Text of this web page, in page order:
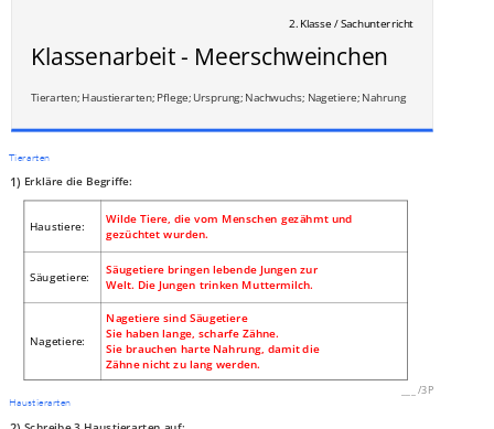
2. Klasse / Sachunterricht
Klassenarbeit - Meerschweinchen
Tierarten; Haustierarten; Pflege; Ursprung; Nachwuchs; Nagetiere; Nahrung
Tierarten
1) Erkläre die Begriffe:
Haustiere: Wilde Tiere, die vom Menschen gezähmt und
gezüchtet wurden.
Säugetiere:
Säugetiere bringen lebende Jungen zur
Welt. Die Jungen trinken Muttermilch.
Nagetiere:
Nagetiere sind Säugetiere
Sie haben lange, scharfe Zähne.
Sie brauchen harte Nahrung, damit die
Zähne nicht zu lang werden.
/3P
Haustierarten